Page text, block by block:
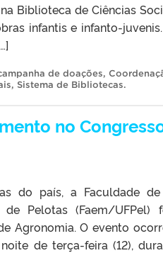
Biblioteca de Ciências
infantis e infanto-
de doações,
, Sistema de Bibliotecas.
no
do país, a Faculdade
de Pelotas (Faem/
Agronomia. O evento
de terça-feira (12),